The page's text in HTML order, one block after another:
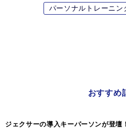
パーソナルトレーニン
おすすめ
ジェクサーの導入キーパーソンが登壇！